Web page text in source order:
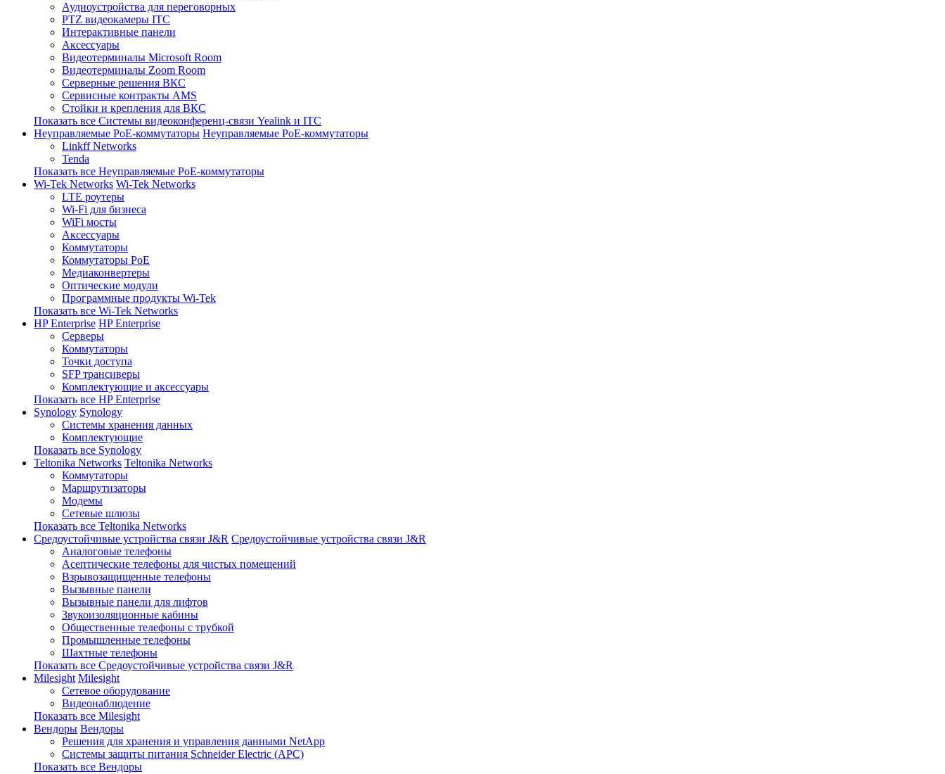
Аудиоустройства для переговорных
PTZ видеокамеры ITC
Интерактивные панели
Аксессуары
Видеотерминалы Microsoft Room
Видеотерминалы Zoom Room
Серверные решения ВКС
Сервисные контракты AMS
Стойки и крепления для ВКС
Показать все Системы видеоконференц-связи Yealink и ITC
Неуправляемые PoE-коммутаторы Неуправляемые PoE-коммутаторы
Linkff Networks
Tenda
Показать все Неуправляемые PoE-коммутаторы
Wi-Tek Networks Wi-Tek Networks
LTE роутеры
Wi-Fi для бизнеса
WiFi мосты
Аксессуары
Коммутаторы
Коммутаторы PoE
Медиаконвертеры
Оптические модули
Программные продукты Wi-Tek
Показать все Wi-Tek Networks
HP Enterprise HP Enterprise
Серверы
Коммутаторы
Точки доступа
SFP трансиверы
Комплектующие и аксессуары
Показать все HP Enterprise
Synology Synology
Системы хранения данных
Комплектующие
Показать все Synology
Teltonika Networks Teltonika Networks
Коммутаторы
Маршрутизаторы
Модемы
Сетевые шлюзы
Показать все Teltonika Networks
Средоустойчивые устройства связи J&R Средоустойчивые устройства связи J&R
Аналоговые телефоны
Асептические телефоны для чистых помещений
Взрывозащищенные телефоны
Вызывные панели
Вызывные панели для лифтов
Звукоизоляционные кабины
Общественные телефоны с трубкой
Промышленные телефоны
Шахтные телефоны
Показать все Средоустойчивые устройства связи J&R
Milesight Milesight
Сетевое оборудование
Видеонаблюдение
Показать все Milesight
Вендоры Вендоры
Решения для хранения и управления данными NetApp
Системы защиты питания Schneider Electric (APC)
Показать все Вендоры